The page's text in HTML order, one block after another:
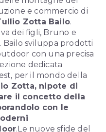
e commercio di
Zotta Bailo.
dei figli, Bruno e
Bailo sviluppa prodotti
con una precisa
dedicata
per il mondo della
Zotta, nipote di
il concetto della
con le
.Le nuove sfide del